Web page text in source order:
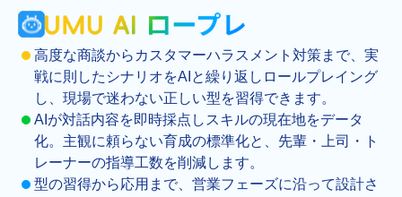
高度な商談からカスタマーハラスメント対策まで、実
戦に則したシナリオをAIと繰り返しロールプレイング
し、現場で迷わない正しい型を習得できます。
AIが対話内容を即時採点しスキルの現在地をデータ
化。主観に頼らない育成の標準化と、先輩・上司・ト
レーナーの指導工数を削減します。
型の習得から応用まで、営業フェーズに沿って設計さ